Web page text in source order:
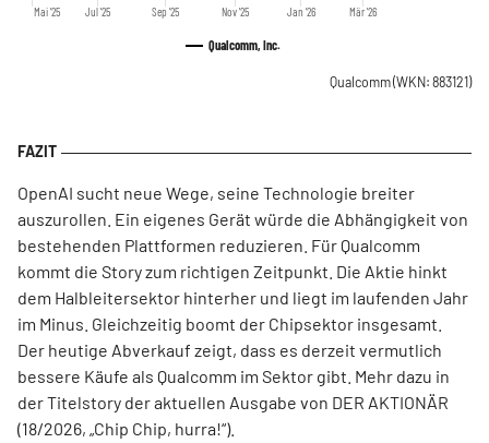
Qualcomm, Inc.
Mai '25 Jul '25 Sep '25 Nov '25 Jan '26 Mär '26
Qualcomm(WKN: 883121)
OpenAI sucht neue Wege, seine Technologie breiter
auszurollen. Ein eigenes Gerät würde die Abhängigkeit von
bestehenden Plattformen reduzieren. Für Qualcomm
kommt die Story zum richtigen Zeitpunkt. Die Aktie hinkt
dem Halbleitersektor hinterher und liegt im laufenden Jahr
im Minus. Gleichzeitig boomt der Chipsektor insgesamt.
Der heutige Abverkauf zeigt, dass es derzeit vermutlich
bessere Käufe als Qualcomm im Sektor gibt. Mehr dazu in
der Titelstory der aktuellen Ausgabe von DER AKTIONÄR
(18/2026, „Chip Chip, hurra!“).